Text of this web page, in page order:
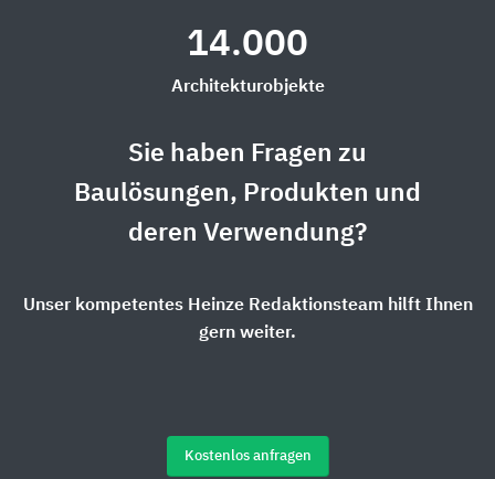
14.000
Architekturobjekte
Sie haben Fragen zu
Baulösungen, Produkten und
deren Verwendung?
Unser kompetentes Heinze Redaktionsteam hilft Ihnen
gern weiter.
Kostenlos anfragen